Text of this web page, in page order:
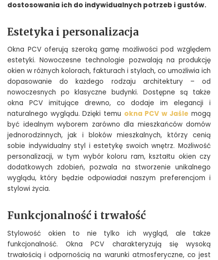
dostosowania ich do indywidualnych potrzeb i gustów.
Estetyka i personalizacja
Okna PCV oferują szeroką gamę możliwości pod względem
estetyki. Nowoczesne technologie pozwalają na produkcję
okien w różnych kolorach, fakturach i stylach, co umożliwia ich
dopasowanie do każdego rodzaju architektury – od
nowoczesnych po klasyczne budynki. Dostępne są także
okna PCV imitujące drewno, co dodaje im elegancji i
naturalnego wyglądu. Dzięki temu okna PCV w Jaśle mogą
być idealnym wyborem zarówno dla mieszkańców domów
jednorodzinnych, jak i bloków mieszkalnych, którzy cenią
sobie indywidualny styl i estetykę swoich wnętrz. Możliwość
personalizacji, w tym wybór koloru ram, kształtu okien czy
dodatkowych zdobień, pozwala na stworzenie unikalnego
wyglądu, który będzie odpowiadał naszym preferencjom i
stylowi życia.
Funkcjonalność i trwałość
Stylowość okien to nie tylko ich wygląd, ale także
funkcjonalność. Okna PCV charakteryzują się wysoką
trwałością i odpornością na warunki atmosferyczne, co jest